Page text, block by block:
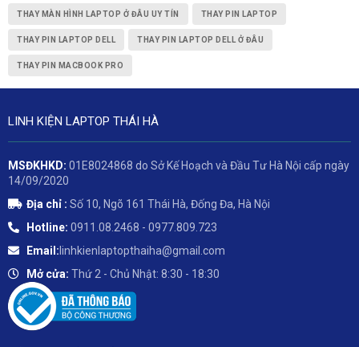
THAY MÀN HÌNH LAPTOP Ở ĐÂU UY TÍN THAY PIN LAPTOP
THAY PIN LAPTOP DELL THAY PIN LAPTOP DELL Ở ĐÂU
THAY PIN MACBOOK PRO
LINH KIỆN LAPTOP THÁI HÀ
MSĐKHKD: 01E8024868 do Sở Kế Hoạch và Đầu Tư Hà Nội cấp ngày
14/09/2020
Địa chỉ : Số 10, Ngõ 161 Thái Hà, Đống Đa, Hà Nội
Hotline: 0911.08.2468 - 0977.809.723
Email: linhkienlaptopthaiha@gmail.com
Mở cửa: Thứ 2 - Chủ Nhật: 8:30 - 18:30